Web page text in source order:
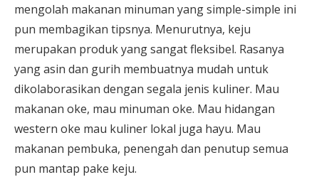
mengolah makanan minuman yang simple-simple ini
pun membagikan tipsnya. Menurutnya, keju
merupakan produk yang sangat fleksibel. Rasanya
yang asin dan gurih membuatnya mudah untuk
dikolaborasikan dengan segala jenis kuliner. Mau
makanan oke, mau minuman oke. Mau hidangan
western oke mau kuliner lokal juga hayu. Mau
makanan pembuka, penengah dan penutup semua
pun mantap pake keju.